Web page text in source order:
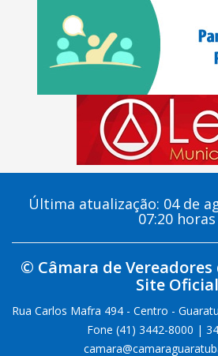
Última atualização: 04 de
07:20 horas
© Câmara de
Site Oficial
Rua Carlos Mafra 494 - Centro -
Fone (41) 3442-8000 |